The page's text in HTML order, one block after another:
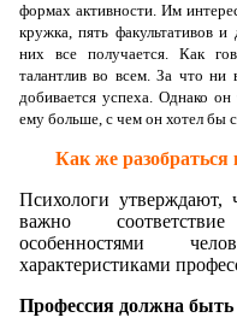
формах активности. Им
кружка, пять факультативов
них все получается. Как
талантлив во всем. За что ни
добивается успеха. Однако
ему больше, с чем он хотел бы
Как же разобраться
Психологи утверждают,
важно
особенностями
характеристиками
Профессия должна быть